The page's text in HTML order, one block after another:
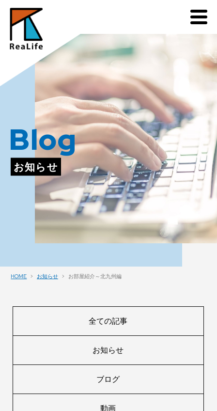
Blog
お知らせ
HOME お知らせ お部屋紹介～北九州編
全ての記事
お知らせ
ブログ
動画